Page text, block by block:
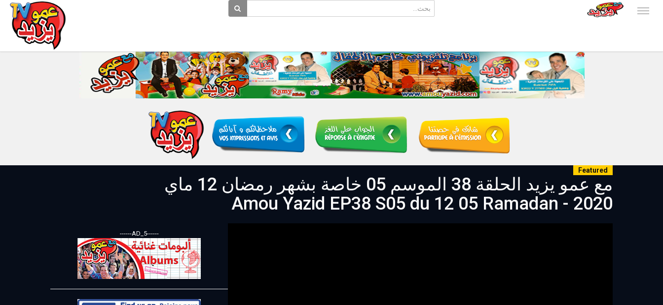
Featured
مع عمو يزيد الحلقة 38 الموسم 05 خاصة بشهر رمضان 12 ماي
2020 - Amou Yazid EP38 S05 du 12 05 Ramadan
------AD_5------